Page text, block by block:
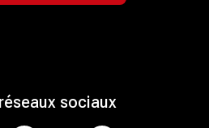
sociaux